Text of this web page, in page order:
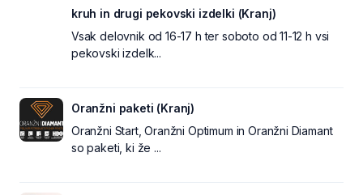
kruh in drugi pekovski izdelki (Kranj)
Vsak delovnik od 16-17 h ter soboto od 11-12 h vsi
pekovski izdelk...
Oranžni paketi (Kranj)
Oranžni Start, Oranžni Optimum in Oranžni Diamant
so paketi, ki že ...